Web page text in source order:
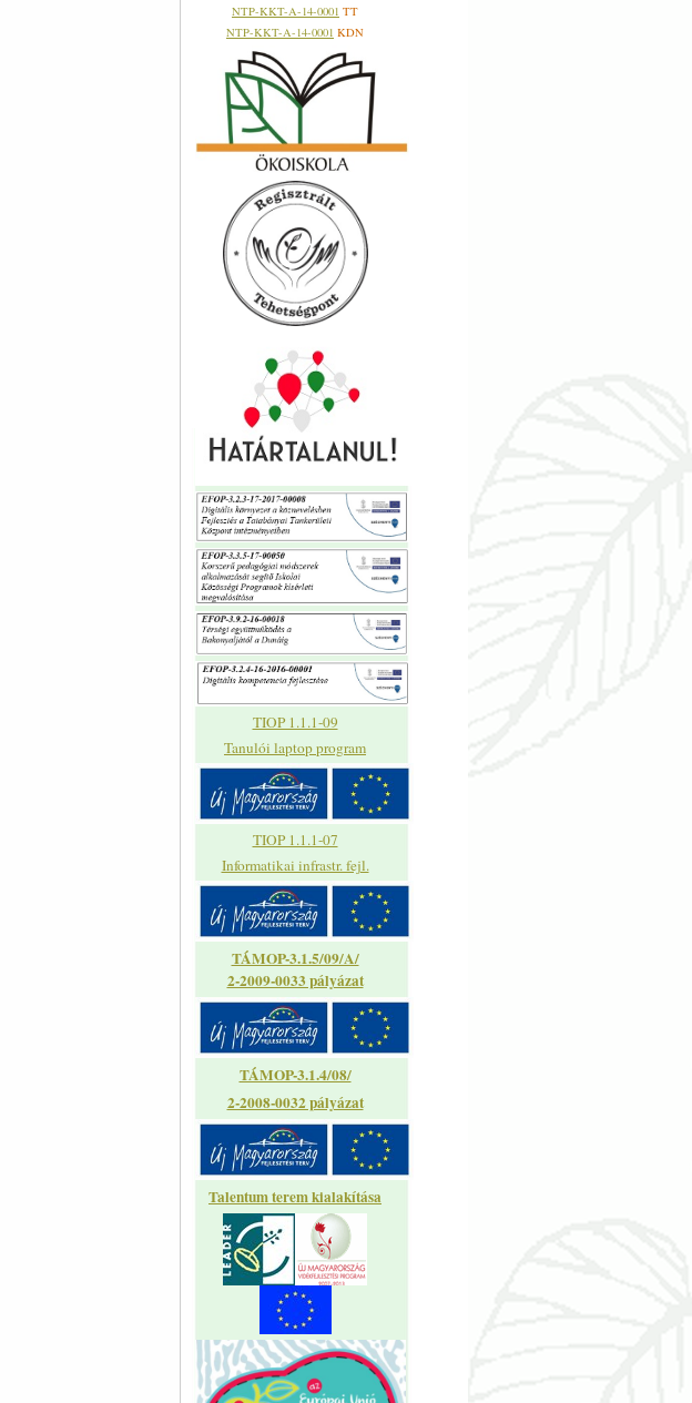
NTP-KKT-A-14-0001 TT
NTP-KKT-A-14-0001 KDN
TIOP 1.1.1-09
Tanulói laptop program
TIOP 1.1.1-07
Informatikai infrastr. fejl.
TÁMOP-3.1.5/09/A/
2-2009-0033 pályázat
TÁMOP-3.1.4/08/
2-2008-0032 pályázat
Talentum terem kialakítása